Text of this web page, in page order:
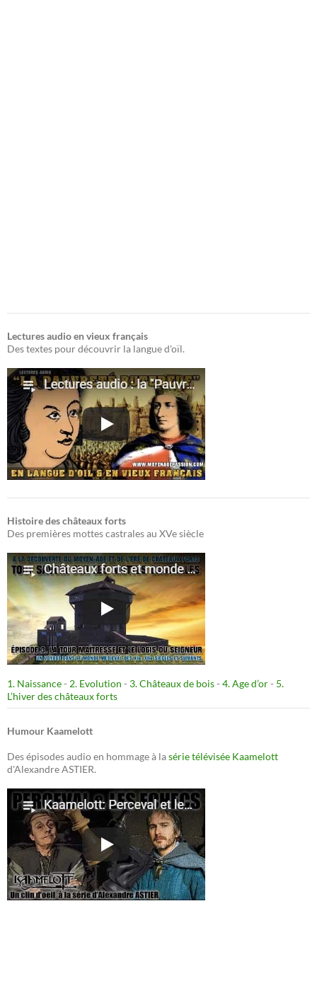
Lectures audio en vieux français
Des textes pour découvrir la langue d'oïl.
Histoire des châteaux forts
Des premières mottes castrales au XVe siècle
1. Naissance- 2. Evolution - 3. Châteaux de bois- 4. Age d’or- 5.
L’hiver des châteaux forts
Humour Kaamelott
Des épisodes audio en hommage à lasérie télévisée Kaamelott
d'Alexandre ASTIER.